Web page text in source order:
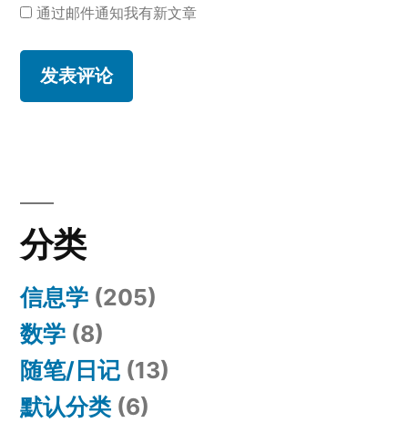
通过邮件通知我有新文章
分类
信息学 (205)
数学 (8)
随笔/日记 (13)
默认分类 (6)